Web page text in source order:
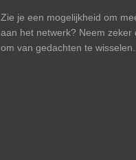
Zie je een mogelijkheid om
aan het netwerk? Neem zeker
om van gedachten te wisselen.